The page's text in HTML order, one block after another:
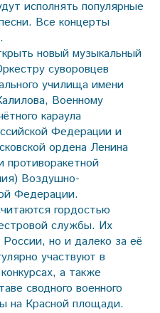
исполнять популярные
Все концерты
новый музыкальный
суворовцев
училища имени
Военному
караула
Федерации и
ордена Ленина
Воздушно-
Федерации.
гордостью
службы. Их
но и далеко за её
участвуют в
а также
сводного военного
на Красной площади.